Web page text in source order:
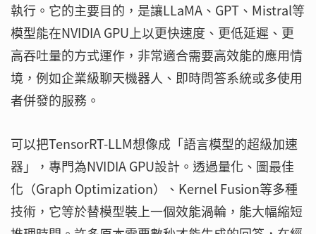
執行。它的主要目的，是讓LLaMA、GPT、Mistral等
模型能在NVIDIA GPU上以更快速度、更低延遲、更
高吞吐量的方式運作，非常適合需要高效能的應用情
境，例如企業級聊天機器人、即時問答系統或多使用
者併發的服務。
可以把TensorRT-LLM想像成「語言模型的超級加速
器」，專門為NVIDIA GPU設計。透過量化、圖最佳
化（Graph Optimization）、Kernel Fusion等多種
技術，它等於替模型裝上一個效能渦輪，能大幅縮短